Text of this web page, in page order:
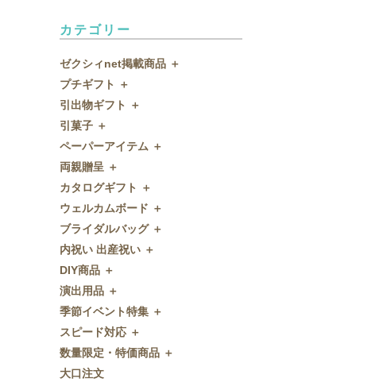
カテゴリー
ゼクシィnet掲載商品 ＋
ゼクシィnet掲載商品
プチギフト ＋
プチギフト
ウェルカムプチギフト
アメニティ
キャンディー・金平糖
クッキー
スプーン
チョコレート
ディズニー
ドラジェ
プチタオル
席札立て
耳かき＆ぺん
紅茶＆コーヒー
和風プチギフト
引出物ギフト ＋
引出物ギフト
グラス
タオル・石鹸・名披露目
ディズニーギフト
今治タオル
引出物セット
和食器
名入れ贈呈品
特選ギフト
珈琲・紅茶
鰹節・フード
引菓子 ＋
引菓子
バウムクーヘン
洋菓子
和菓子
FLAVOR
ペーパーアイテム ＋
ペーパーアイテム
招待状
席次表
席札
付箋・メッセージカード
印刷代行
ディズニーシリーズ
両親贈呈 ＋
両親贈呈
ディズニーウェイトドール
ウェイトベア
子育て卒業証書
クロックギフト
カタログギフト ＋
カタログギフト
OCEAN&TERRE GOURMET
SHIKISAI ONE
Grace
ウェルカムボード ＋
ウェルカムボード
カラーステンドグラス調
ガラス
フラワータイプ
ペンダントクロック
ミラー
メッセージパズル
似顔絵
ブライダルバッグ ＋
ブライダルバッグ
内祝い 出産祝い ＋
内祝い 出産祝い
DIY商品 ＋
DIY商品
演出用品 ＋
演出用品
リングピロー
ブーケプルズ
結婚証明書
季節イベント特集 ＋
季節イベント特集
サクラ
クローバー
スピード対応 ＋
スピード対応
即日お急ぎ発送
数量限定・特価商品 ＋
数量限定・特価商品
大口注文